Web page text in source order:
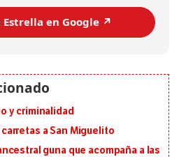
Estrella en Google ↗️
y criminalidad
a San Miguelito
guna que acompaña a las